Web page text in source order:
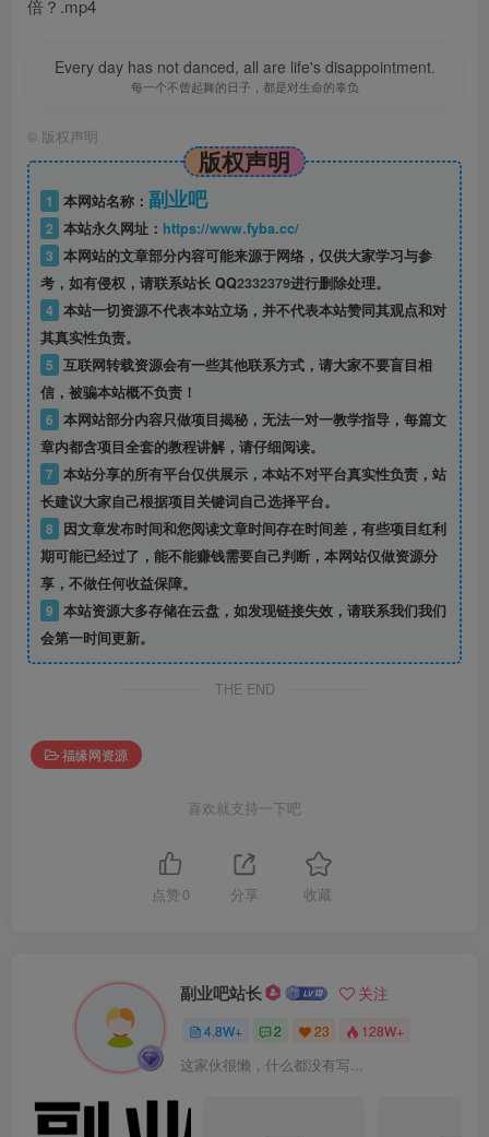
倍？.mp4
Every day has not danced, all are life's disappointment.
每一个不曾起舞的日子，都是对生命的辜负
© 版权声明
版权声明
1 本网站名称： 副业吧
2 本站永久网址： https://www.fyba.cc/
3 本网站的文章部分内容可能来源于网络，仅供大家学习与参
考，如有侵权，请联系站长 QQ2332379进行删除处理。
4 本站一切资源不代表本站立场，并不代表本站赞同其观点和对
其真实性负责。
5 互联网转载资源会有一些其他联系方式，请大家不要盲目相
信，被骗本站概不负责！
6 本网站部分内容只做项目揭秘，无法一对一教学指导，每篇文
章内都含项目全套的教程讲解，请仔细阅读。
7 本站分享的所有平台仅供展示，本站不对平台真实性负责，站
长建议大家自己根据项目关键词自己选择平台。
8
因文章发布时间和您阅读文章时间存在时间差，有些项目红利
期可能已经过了，能不能赚钱需要自己判断，本网站仅做资源分
享，不做任何收益保障。
9 本站资源大多存储在云盘，如发现链接失效，请联系我们我们
会第一时间更新。
THE END
福缘网资源
喜欢就支持一下吧
点赞 0 分享 收藏
副业吧站长 关注
4.8W+ 2 23 128W+
这家伙很懒，什么都没有写...